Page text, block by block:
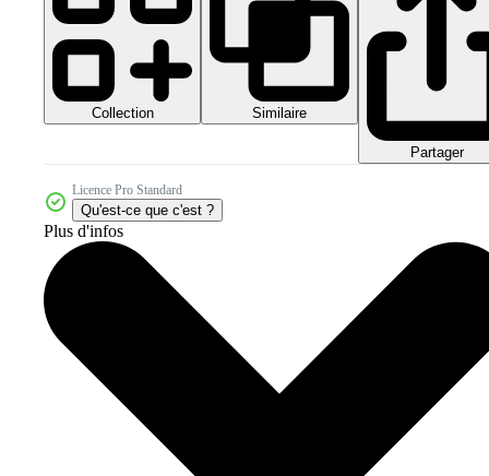
Collection Similaire
Partager
Licence Pro Standard
Qu'est-ce que c'est ?
Plus d'infos